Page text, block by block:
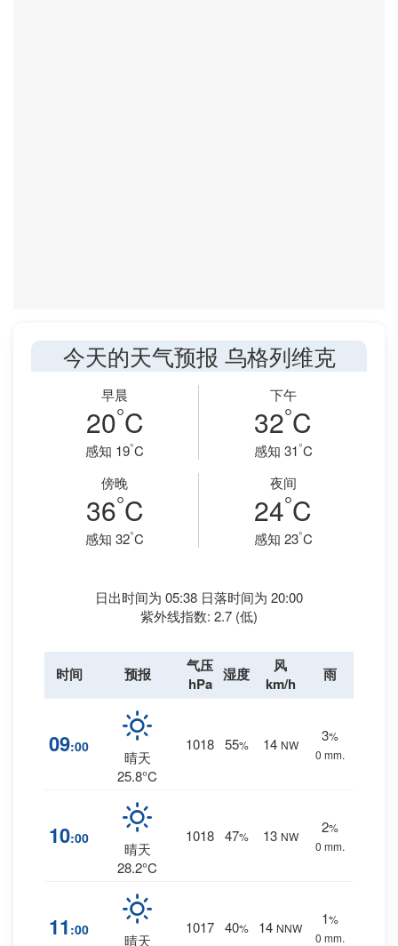
今天的天气预报 乌格列维克
早晨
20°C
感知 19°C
下午
32°C
感知 31°C
傍晚
36°C
感知 32°C
夜间
24°C
感知 23°C
日出时间为 05:38 日落时间为 20:00
紫外线指数: 2.7 (低)
时间 预报
气压
hPa 湿度
风
km/h
雨
09:00
晴天
25.8°C
1018 55% 14 NW
3%
0 mm.
10:00
晴天
28.2°C
1018 47% 13 NW
2%
0 mm.
11 :00
晴天
1017 40% 14 NNW
1%
0 mm.